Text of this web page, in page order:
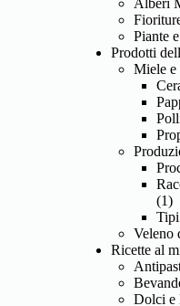
Piante
Prodotti
Miele e
(1)
Veleno
Ricette al
Dolci e